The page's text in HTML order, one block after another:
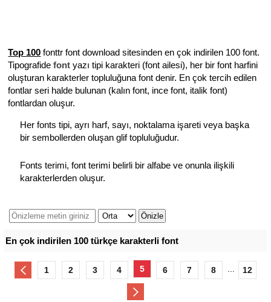
Top 100 fonttr font download sitesinden en çok indirilen 100 font.
Tipografidefont yazı tipi karakteri (font ailesi), her bir font harfini
oluşturan karakterler topluluğuna font denir. En çok tercih edilen
fontlar seri halde bulunan (kalın font, ince font, italik font)
fontlardan oluşur.
Her fonts tipi, ayrı harf, sayı, noktalama işareti veya başka
bir sembollerden oluşan glif topluluğudur.
Fonts terimi, font terimi belirli bir alfabe ve onunla ilişkili
karakterlerden oluşur.
En çok indirilen 100 türkçe karakterli font
1 2 3 4 5 6 7 8 12